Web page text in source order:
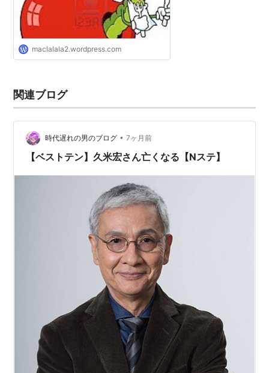
maclalala2.wordpress.com
関連ブログ
時代遅れの男のブログ • 7ヶ月前
【ベストテン】久米宏さん亡くなる【Nステ】